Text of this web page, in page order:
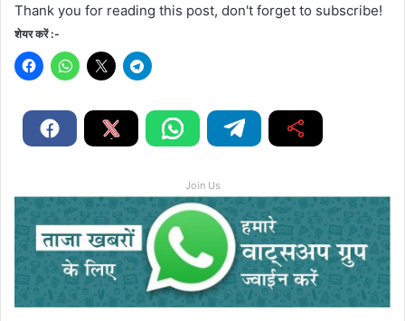
Thank you for reading this post, don't forget to subscribe!
शेयर करें :-
Join Us